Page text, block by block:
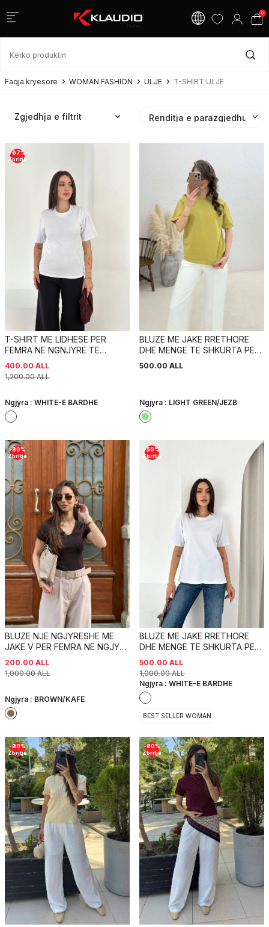
0
Faqja kryesore WOMAN FASHION ULJE T-SHIRT ULJE
Zgjedhja e filtrit
-67%
Zbritje
T-SHIRT ME LIDHESE PER
FEMRA NE NGNJYRE TE
BARDHE
1,200.00ALL
400.00 ALL
Ngjyra : WHITE-E BARDHE
BLUZE ME JAKE RRETHORE
DHE MENGE TE SHKURTA PER
FEMRA NE NGJYRE JESHILE TE
ZBARDHUR
500.00 ALL
Ngjyra : LIGHT GREEN/JEZB
-80%
Zbritje
BLUZE NJE NGJYRESHE ME
JAKE V PER FEMRA NE NGJYRE
KAFE
1,000.00ALL
200.00 ALL
Ngjyra : BROWN/KAFE
-50%
Zbritje
BLUZE ME JAKE RRETHORE
DHE MENGE TE SHKURTA PER
FEMRA NE NGJYRE TE BARDHE
1,000.00ALL
500.00 ALL
Ngjyra : WHITE-E BARDHE
BEST SELLER WOMAN
-80%
Zbritje
-80%
Zbritje